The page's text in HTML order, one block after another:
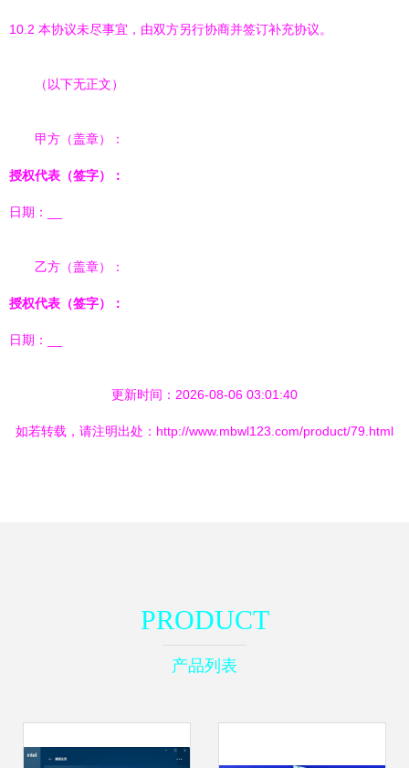
10.2 本协议未尽事宜，由双方另行协商并签订补充协议。
（以下无正文）
甲方（盖章）：
授权代表（签字）：
日期：
乙方（盖章）：
授权代表（签字）：
日期：
更新时间：2026-08-06 03:01:40
如若转载，请注明出处：http://www.mbwl123.com/product/79.html
PRODUCT
产品列表